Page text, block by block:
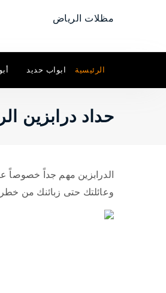
الرئيسية ابواب حديد
حداد درابزين الرياض
الدرابزين مهم جداً خصوصاً
وعائلتك حتى زبائنك من